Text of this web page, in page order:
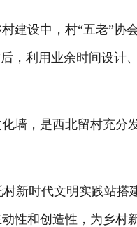
设中，村“五老”协
，利用业余时间设计
，是西北留村充分
时代文明实践站搭
性和创造性，为乡村